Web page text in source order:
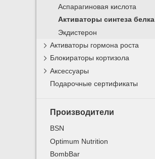
Аспарагиновая кислота
Активаторы синтеза белка
Экдистерон
Активаторы гормона роста
Блокираторы кортизола
Аксессуары
Подарочные сертификаты
Производители
BSN
Optimum Nutrition
BombBar